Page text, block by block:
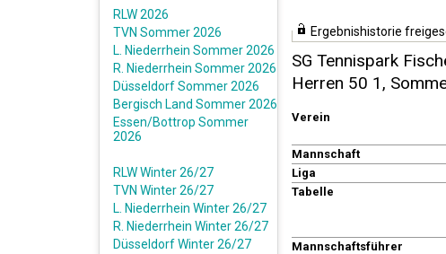
RLW 2026
TVN Sommer 2026
L. Niederrhein Sommer 2026
R. Niederrhein Sommer 2026
Düsseldorf Sommer 2026
Bergisch Land Sommer 2026
Essen/Bottrop Sommer
2026
RLW Winter 26/27
TVN Winter 26/27
L. Niederrhein Winter 26/27
R. Niederrhein Winter 26/27
Düsseldorf Winter 26/27
Ergebnishistorie
SG Tennispark
Herren 50 1,
Verein
Mannschaft
Liga
Tabelle
Mannschaftsführer